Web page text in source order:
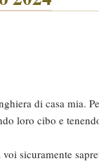
di casa mia.
loro cibo e
sicuramente